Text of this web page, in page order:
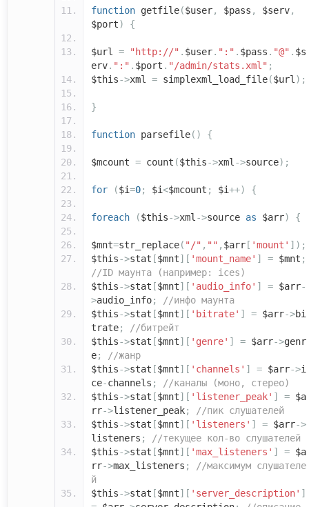
function getfile($user, $pass , $serv,
$port) {
$url = "http://" . $user. ":" . $pass . "@" . $s
erv. ":" . $port . "/admin/stats.xml" ;
$this->xml = simplexml_load_file($url );
}
function parsefile() {
$mcount = count ($this->xml ->source);
for ($i=0; $i<$mcount ; $i++) {
foreach ($this->xml ->source as $arr) {
$mnt=str_replace( "/" , "" , $arr [ 'mount' ]);
$this->stat [$mnt][ 'mount_name' ] = $mnt ;
//ID маунта (например: ices)
$this->stat [$mnt][ 'audio_info' ] = $arr-
>audio_info;
//инфо маунта
$this->stat [$mnt][ 'bitrate' ] = $arr->bi
trate;
//битрейт
$this->stat [$mnt][ 'genre' ] = $arr->genr
e;
//жанр
$this->stat [$mnt][ 'channels' ] = $arr->i
ce-channels ;
//каналы (моно, стерео)
$this->stat [$mnt][ 'listener_peak' ] = $a
rr->listener_peak;
//пик слушателей
$this->stat [$mnt][ 'listeners' ] = $arr->
listeners ;
//текущее кол-во слушателей
$this->stat [$mnt][ 'max_listeners' ] = $a
rr->max_listeners ;
//максимум слушателе
й
$this->stat [$mnt][ 'server_description' ]